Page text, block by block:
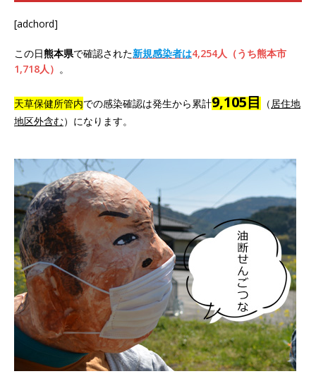
[adchord]
この日熊本県で確認された新規感染者は4,254人（うち熊本市
1,718人） 。
天草保健所管内での感染確認は発生から累計9,105目 （居住地
地区外含む）になります。